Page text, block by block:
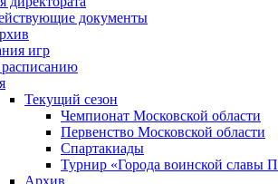
документы
игр
Текущий сезон
Чемпионат Московской области
Первенство Московской области
Спартакиады
Турнир «Города воинской славы
Архив